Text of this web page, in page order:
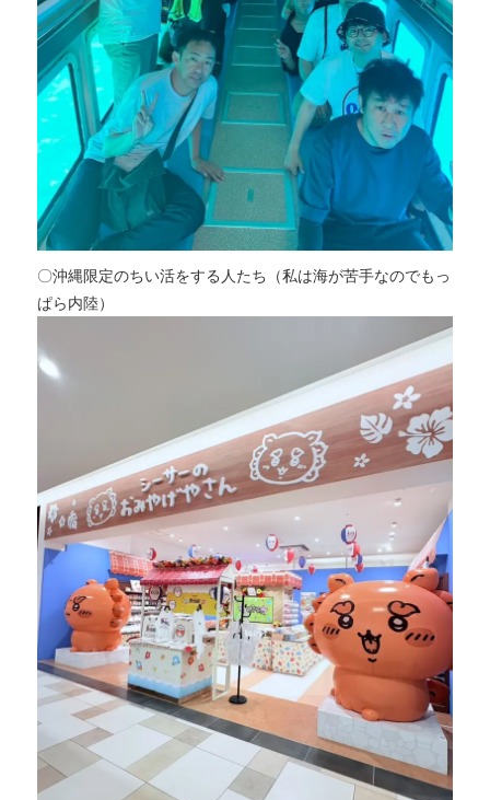
〇沖縄限定のちい活をする人たち（私は海が苦手なのでもっ
ぱら内陸）